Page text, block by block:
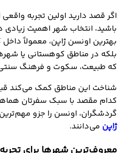
اگر قصد دارید اولین تجربه
باشید، انتخاب شهر اهمیت زیادی
بهترین اونسن ژاپن، معمولاً
بلکه در مناطق کوهستانی یا
که طبیعت، سکوت و فرهنگ سنتی
شناخت این مناطق کمک می‌کند قبل
کدام مقصد با سبک سفرتان
گردشگران، اونسن را جزو
ژاپن می‌دانند.
معروف‌ترین شهرها برای